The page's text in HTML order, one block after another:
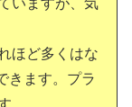
ほど多くはな
きます。プラ
。